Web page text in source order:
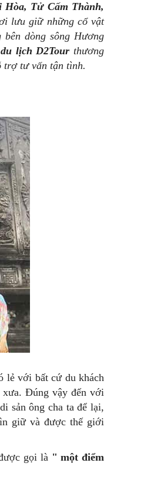
Tử Cấm Thành,
lưu giữ những cổ vật
dòng sông Hương
lịch D2Tour thương
tư vấn tận tình.
lẻ với bất cứ du khách
Đúng vậy đến với
sản ông cha ta để lại,
giữ và được thế giới
gọi là " một điểm